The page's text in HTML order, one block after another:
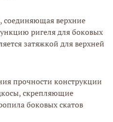
соединяющая верхние
ригеля для боковых
затяжкой для верхней
прочности конструкции
скрепляющие
боковых скатов